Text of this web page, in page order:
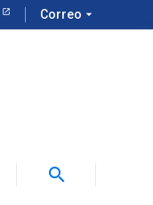
Correo arrow_drop_down
search